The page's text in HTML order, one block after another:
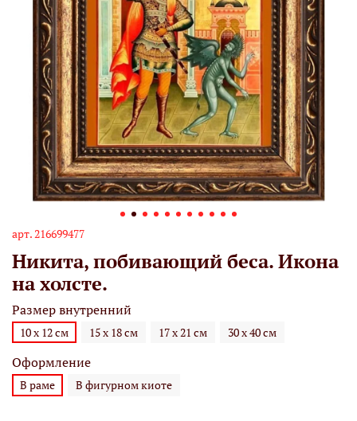
арт.216699477
Никита, побивающий беса. Икона
на холсте.
Размер внутренний
10 х 12 см 15 х 18 см 17 х 21 см 30 х 40 см
Оформление
В раме В фигурном киоте